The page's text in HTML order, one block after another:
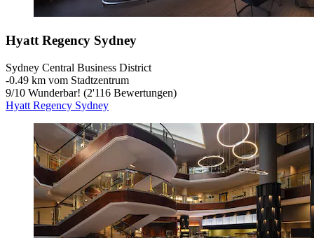
Hyatt Regency Sydney
Sydney Central Business District
‐0.49 km vom Stadtzentrum
9/10 Wunderbar! (2'116 Bewertungen)
Hyatt Regency Sydney